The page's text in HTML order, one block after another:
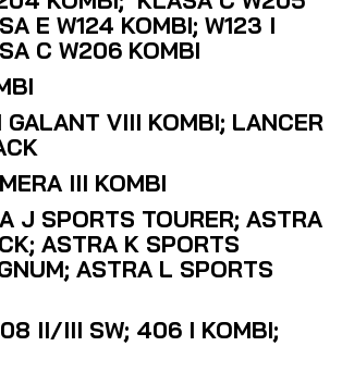
E W124 KOMBI; W123 I
C W206 KOMBI
VIII KOMBI; LANCER
III KOMBI
J SPORTS TOURER; ASTRA
ASTRA K SPORTS
ASTRA L SPORTS
II/III SW; 406 I KOMBI;